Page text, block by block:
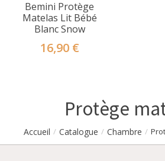
Bemini Protège
Matelas Lit Bébé
Blanc Snow
16,90 €
Protège
Accueil / Catalogue / Chambre /